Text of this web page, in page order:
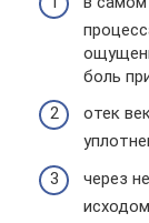
боль
отек
через